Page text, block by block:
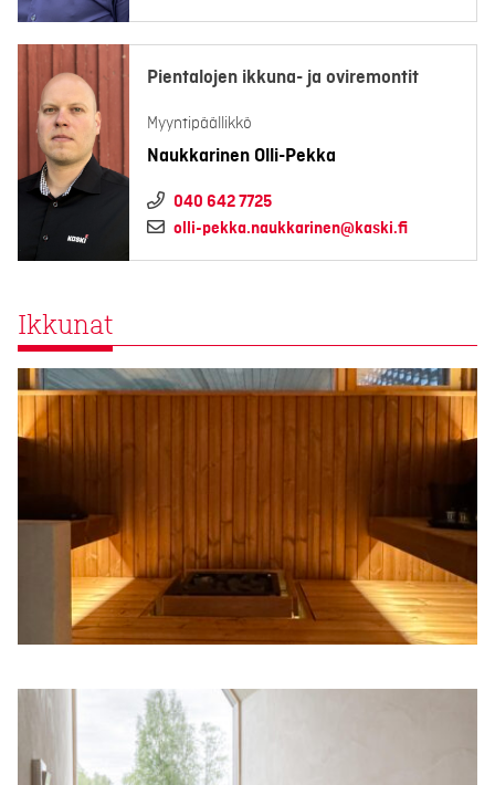
Pientalojen ikkuna- ja oviremontit
Myyntipäällikkö
Naukkarinen Olli-Pekka
040 642 7725
olli-pekka.naukkarinen@kaski.fi
Ikkunat